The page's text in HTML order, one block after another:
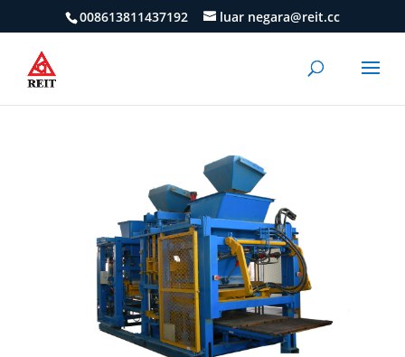
008613811437192 luar negara@reit.cc